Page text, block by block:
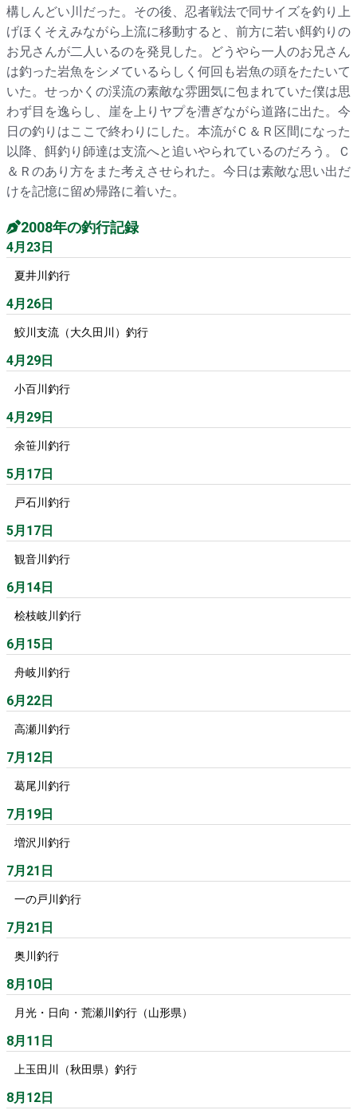
構しんどい川だった。その後、忍者戦法で同サイズを釣り上
げほくそえみながら上流に移動すると、前方に若い餌釣りの
お兄さんが二人いるのを発見した。どうやら一人のお兄さん
は釣った岩魚をシメているらしく何回も岩魚の頭をたたいて
いた。せっかくの渓流の素敵な雰囲気に包まれていた僕は思
わず目を逸らし、崖を上りヤプを漕ぎながら道路に出た。今
日の釣りはここで終わりにした。本流がＣ＆Ｒ区間になった
以降、餌釣り師達は支流へと追いやられているのだろう。Ｃ
＆Ｒのあり方をまた考えさせられた。今日は素敵な思い出だ
けを記憶に留め帰路に着いた。
2008年の釣行記録
4月23日
夏井川釣行
4月26日
鮫川支流（大久田川）釣行
4月29日
小百川釣行
4月29日
余笹川釣行
5月17日
戸石川釣行
5月17日
観音川釣行
6月14日
桧枝岐川釣行
6月15日
舟岐川釣行
6月22日
高瀬川釣行
7月12日
葛尾川釣行
7月19日
増沢川釣行
7月21日
一の戸川釣行
7月21日
奥川釣行
8月10日
月光・日向・荒瀬川釣行（山形県）
8月11日
上玉田川（秋田県）釣行
8月12日